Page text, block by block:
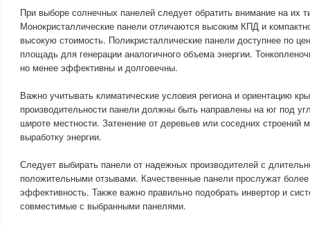
При выборе солнечных панелей следует обратить внимание на их
Монокристаллические панели отличаются высоким КПД и
высокую стоимость. Поликристаллические панели доступнее по
площадь для генерации аналогичного объема энергии.
но менее эффективны и долговечны.
Важно учитывать климатические условия региона и ориентацию
производительности панели должны быть направлены на юг под
широте местности. Затенение от деревьев или соседних строений
выработку энергии.
Следует выбирать панели от надежных производителей с
положительными отзывами. Качественные панели прослужат
эффективность. Также важно правильно подобрать инвертор и
совместимые с выбранными панелями.